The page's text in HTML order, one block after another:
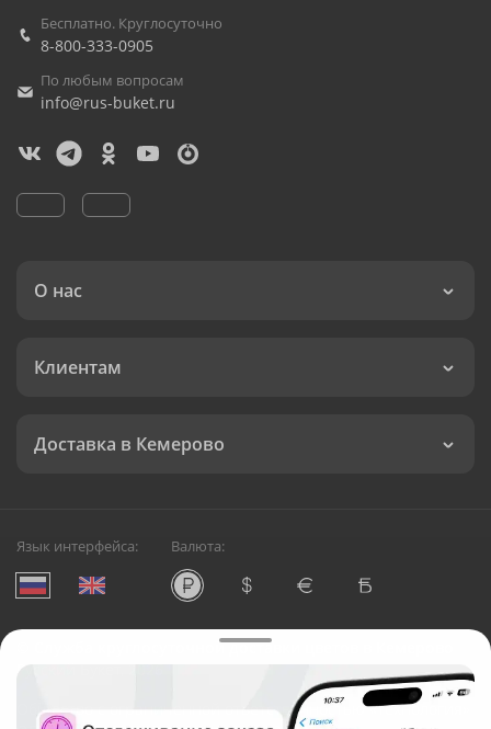
Бесплатно. Круглосуточно
8-800-333-0905
По любым вопросам
info@rus-buket.ru
О нас
Клиентам
Доставка в Кемерово
Язык интерфейса: Валюта:
Служба круглосуточной доставки цветов в Кемерово
Русский Букет, 2026
Общество с ограниченной ответственностью «Технология»